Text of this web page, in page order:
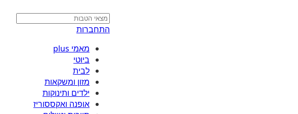
התחברות
מאמי plus
ביוטי
לבית
מזון ומשקאות
ילדים ותינוקות
אופנה ואקססוריז